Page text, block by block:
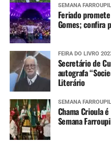
SEMANA
Feriado
Gomes; confira
FEIRA DO LIVRO
Secretário de
autografa
Literário
SEMANA
Chama Crioula
Semana